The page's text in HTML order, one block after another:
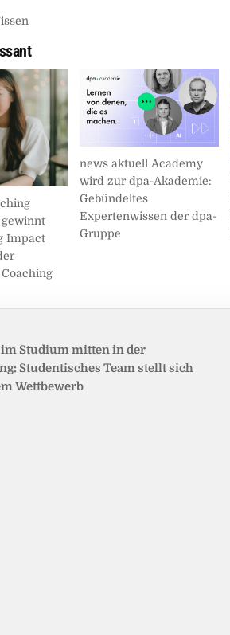
Impact
news aktuell Academy
wird zur dpa-Akademie:
Gebündeltes
Expertenwissen der dpa-
Gruppe
Studium mitten in der
Studentisches Team stellt sich
Wettbewerb